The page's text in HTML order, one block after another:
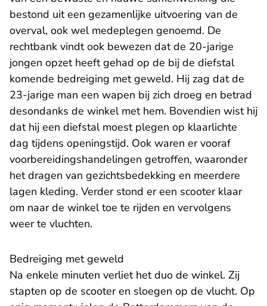
bestond uit een gezamenlijke uitvoering van de
overval, ook wel medeplegen genoemd. De
rechtbank vindt ook bewezen dat de 20-jarige
jongen opzet heeft gehad op de bij de diefstal
komende bedreiging met geweld. Hij zag dat de
23-jarige man een wapen bij zich droeg en betrad
desondanks de winkel met hem. Bovendien wist hij
dat hij een diefstal moest plegen op klaarlichte
dag tijdens openingstijd. Ook waren er vooraf
voorbereidingshandelingen getroffen, waaronder
het dragen van gezichtsbedekking en meerdere
lagen kleding. Verder stond er een scooter klaar
om naar de winkel toe te rijden en vervolgens
weer te vluchten.
Bedreiging met geweld
Na enkele minuten verliet het duo de winkel. Zij
stapten op de scooter en sloegen op de vlucht. Op